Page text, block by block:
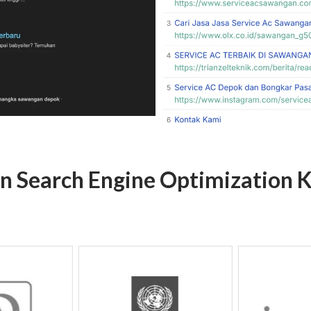
Search Engine Optimization